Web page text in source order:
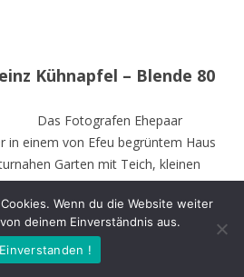
Kühnapfel – Blende 80
Das Fotografen Ehepaar
in einem von Efeu begrüntem Haus
Garten mit Teich, kleinen
und weiteren hohen
von Stürmen gefällten Bäume sind
und dienen vielen Insekten und
Brutstätte.
Wenn du die Website weiter
deinem Einverständnis aus.
Einverstanden !